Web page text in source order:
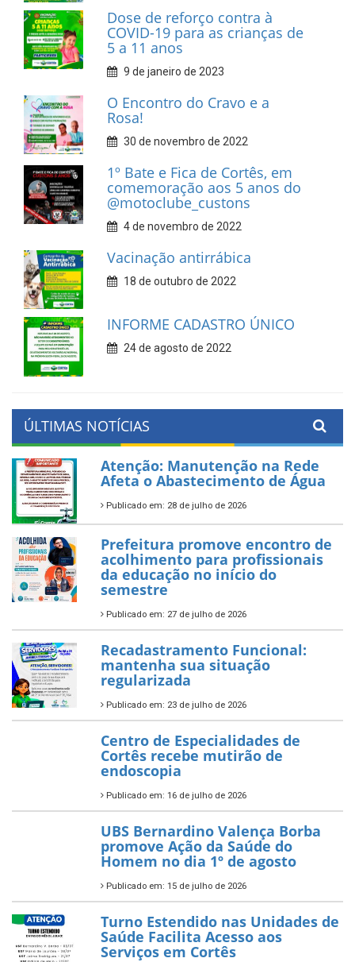
Dose de reforço contra à
COVID-19 para as crianças de
5 a 11 anos
9 de janeiro de 2023
O Encontro do Cravo e a
Rosa!
30 de novembro de 2022
1º Bate e Fica de Cortês, em
comemoração aos 5 anos do
@motoclube_custons
4 de novembro de 2022
Vacinação antirrábica
18 de outubro de 2022
INFORME CADASTRO ÚNICO
24 de agosto de 2022
ÚLTIMAS NOTÍCIAS
Atenção: Manutenção na Rede
Afeta o Abastecimento de Água
Publicado em: 28 de julho de 2026
Prefeitura promove encontro de
acolhimento para profissionais
da educação no início do
semestre
Publicado em: 27 de julho de 2026
Recadastramento Funcional:
mantenha sua situação
regularizada
Publicado em: 23 de julho de 2026
Centro de Especialidades de
Cortês recebe mutirão de
endoscopia
Publicado em: 16 de julho de 2026
UBS Bernardino Valença Borba
promove Ação da Saúde do
Homem no dia 1º de agosto
Publicado em: 15 de julho de 2026
Turno Estendido nas Unidades de
Saúde Facilita Acesso aos
Serviços em Cortês